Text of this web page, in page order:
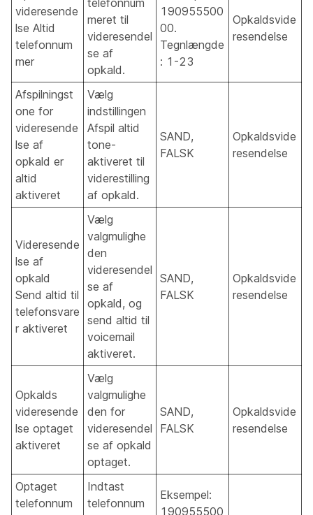
videresende
lse Altid
telefonnum
mer
telefonnum
meret til
videresendel
se af
opkald.
190955500
00.
Tegnlængde
: 1-23
Opkaldsvide
resendelse
Afspilningst
one for
videresende
lse af
opkald er
altid
aktiveret
Vælg
indstillingen
Afspil altid
tone-
aktiveret til
viderestilling
af opkald.
SAND,
FALSK
Opkaldsvide
resendelse
Videresende
lse af
opkald
Send altid til
telefonsvare
r aktiveret
Vælg
valgmulighe
den
videresendel
se af
opkald, og
send altid til
voicemail
aktiveret.
SAND,
FALSK
Opkaldsvide
resendelse
Opkalds
videresende
lse optaget
aktiveret
Vælg
valgmulighe
den for
videresendel
se af opkald
optaget.
SAND,
FALSK
Opkaldsvide
resendelse
Optaget
telefonnum
Indtast
telefonnum
Eksempel:
190955500